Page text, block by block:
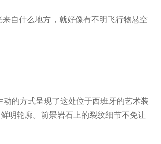
自什么地方，就好像有不明飞行物悬空
动的方式呈现了这处位于西班牙的艺术装
明轮廓。前景岩石上的裂纹细节不免让